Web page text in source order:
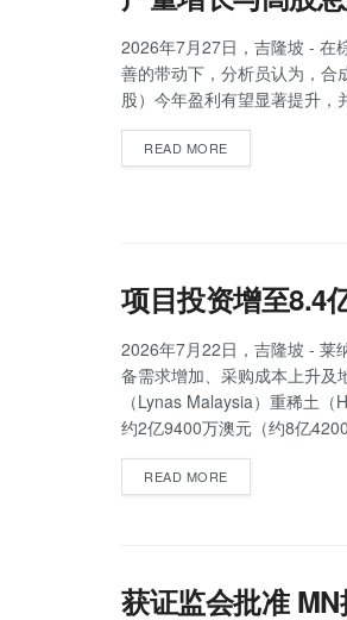
2026年7月27日，吉隆坡 - 在
善的带动下，分析员认为，合
股）今年盈利有望显著提升，
READ MORE
项目投资增至8.4
2026年7月22日，吉隆坡 - 莱
备需求增加、采购成本上升及
（Lynas Malaysia）重稀土
约2亿9400万澳元（约8亿
READ MORE
获证监会批准